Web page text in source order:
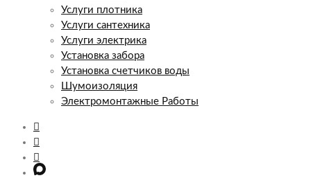
Услуги плотника
Услуги сантехника
Услуги электрика
Установка забора
Установка счетчиков воды
Шумоизоляция
Электромонтажные Работы